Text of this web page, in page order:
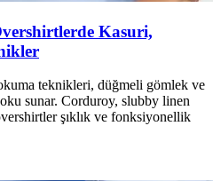
Kasuri,
teknikleri, düğmeli gömlek ve
sunar. Corduroy, slubby linen
şıklık ve fonksiyonellik